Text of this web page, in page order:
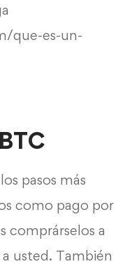
que-es-un-
pasos más
como pago por
comprárselos a
usted. También